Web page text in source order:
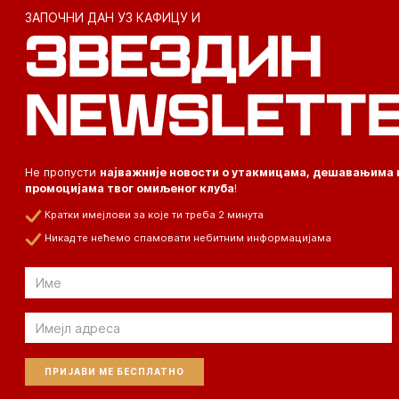
ЗАПОЧНИ ДАН УЗ КАФИЦУ И
ЗВЕЗДИН
Не пропусти најважније новости о утакмицама, дешавањима
промоцијама твог омиљеног клуба!
Кратки имејлови за које ти треба 2 минута
Никад те нећемо спамовати небитним информацијама
Email
Email